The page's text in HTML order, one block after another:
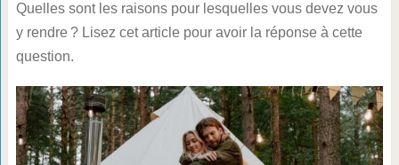
Quelles sont les raisons pour lesquelles vous devez vous
y rendre ? Lisez cet article pour avoir la réponse à cette
question.